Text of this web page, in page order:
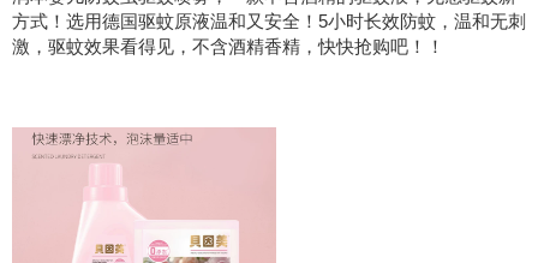
方式！选用德国驱蚊原液温和又安全！5小时长效防蚊，温和无刺
激，驱蚊效果看得见，不含酒精香精，快快抢购吧！！